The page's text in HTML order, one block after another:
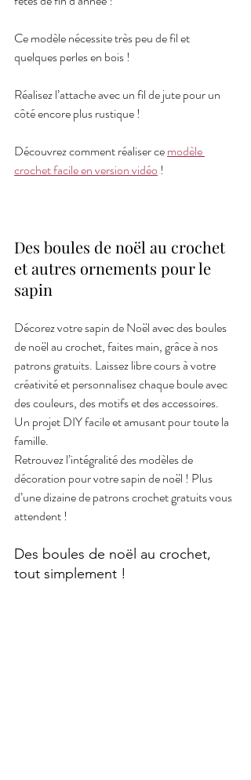
Ce modèle nécessite très peu de fil et
quelques perles en bois !
Réalisez l’attache avec un fil de jute pour un
côté encore plus rustique !
Découvrez comment réaliser ce modèle
crochet facile en version vidéo !
Des boules de noël au crochet
et autres ornements pour le
sapin
Décorez votre sapin de Noël avec des boules
de noël au crochet, faites main, grâce à nos
patrons gratuits. Laissez libre cours à votre
créativité et personnalisez chaque boule avec
des couleurs, des motifs et des accessoires.
Un projet DIY facile et amusant pour toute la
famille.
Retrouvez l’intégralité des modèles de
décoration pour votre sapin de noël ! Plus
d’une dizaine de patrons crochet gratuits vous
attendent !
Des boules de noël au crochet,
tout simplement !